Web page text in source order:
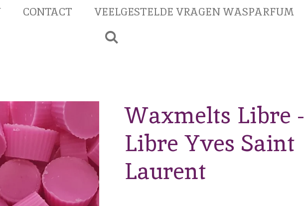
CONTACT VEELGESTELDE VRAGEN WASPARFUM
Waxmelts Libre -
Libre Yves Saint
Laurent